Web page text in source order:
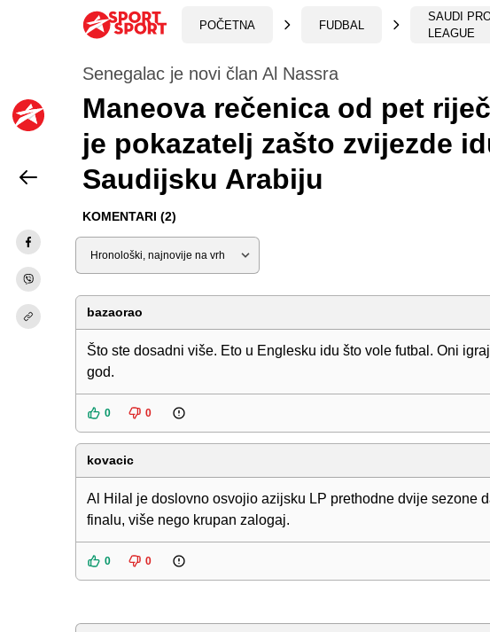
POČETNA FUDBAL
SAUDI
LEAGUE
Senegalac je novi član Al Nassra
Maneova rečenica od pet
je pokazatelj zašto zvijezde
Saudijsku Arabiju
KOMENTARI (2)
Sortiraj
bazaorao
Što ste dosadni više. Eto u Englesku idu što vole futbal. Oni
god.
0 0
kovacic
Al Hilal je doslovno osvojio azijsku LP prethodne dvije sezone
finalu, više nego krupan zalogaj.
0 0